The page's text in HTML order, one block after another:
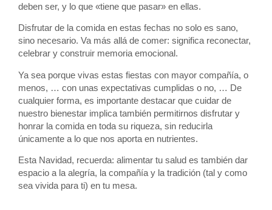
deben ser, y lo que «tiene que pasar» en ellas.
Disfrutar de la comida en estas fechas no solo es sano,
sino necesario. Va más allá de comer: significa reconectar,
celebrar y construir memoria emocional.
Ya sea porque vivas estas fiestas con mayor compañía, o
menos, … con unas expectativas cumplidas o no, … De
cualquier forma, es importante destacar que cuidar de
nuestro bienestar implica también permitirnos disfrutar y
honrar la comida en toda su riqueza, sin reducirla
únicamente a lo que nos aporta en nutrientes.
Esta Navidad, recuerda: alimentar tu salud es también dar
espacio a la alegría, la compañía y la tradición (tal y como
sea vivida para ti) en tu mesa.